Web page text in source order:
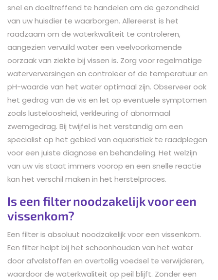
snel en doeltreffend te handelen om de gezondheid
van uw huisdier te waarborgen. Allereerst is het
raadzaam om de waterkwaliteit te controleren,
aangezien vervuild water een veelvoorkomende
oorzaak van ziekte bij vissen is. Zorg voor regelmatige
waterverversingen en controleer of de temperatuur en
pH-waarde van het water optimaal zijn. Observeer ook
het gedrag van de vis en let op eventuele symptomen
zoals lusteloosheid, verkleuring of abnormaal
zwemgedrag. Bij twijfel is het verstandig om een
specialist op het gebied van aquaristiek te raadplegen
voor een juiste diagnose en behandeling. Het welzijn
van uw vis staat immers voorop en een snelle reactie
kan het verschil maken in het herstelproces.
Is een filter noodzakelijk voor een
vissenkom?
Een filter is absoluut noodzakelijk voor een vissenkom.
Een filter helpt bij het schoonhouden van het water
door afvalstoffen en overtollig voedsel te verwijderen,
waardoor de waterkwaliteit op peil blijft. Zonder een